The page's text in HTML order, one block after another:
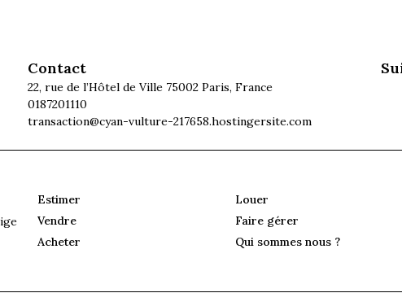
Contact
22, rue de l’Hôtel de Ville 75002 Paris, France
0187201110
transaction@cyan-vulture-217658.hostingersite.com
Estimer
Vendre
Acheter
Louer
Faire gérer
Qui sommes nous ?